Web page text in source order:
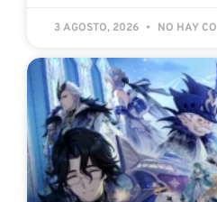
3 AGOSTO, 2026 NO HAY